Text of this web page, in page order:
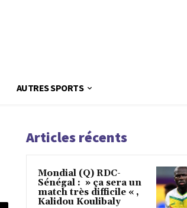
AUTRES SPORTS
Articles récents
Mondial (Q) RDC-
Sénégal : » ça sera un
match très difficile « ,
Kalidou Koulibaly